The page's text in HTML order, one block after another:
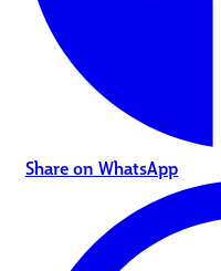
Share on WhatsApp